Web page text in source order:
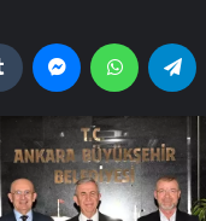
Tumblr MessengerWhatsApp